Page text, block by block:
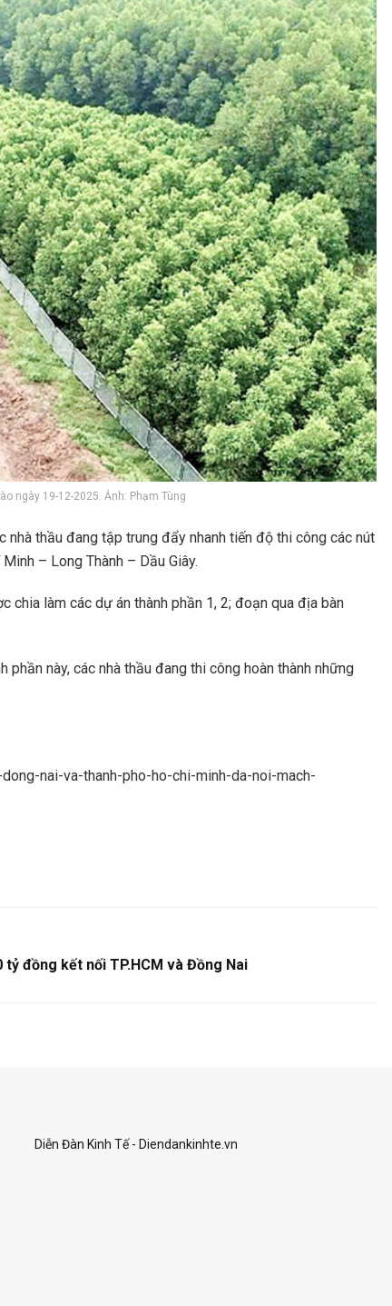
ngày 19-12-2025. Ảnh: Phạm Tùng
nhà thầu đang tập trung đẩy nhanh tiến độ thi công các nút
– Long Thành – Dầu Giây.
làm các dự án thành phần 1, 2; đoạn qua địa bàn
này, các nhà thầu đang thi công hoàn thành những
nai-va-thanh-pho-ho-chi-minh-da-noi-mach-
tỷ đồng kết nối TP.HCM và Đồng Nai
Diễn Đàn Kinh Tế - Diendankinhte.vn